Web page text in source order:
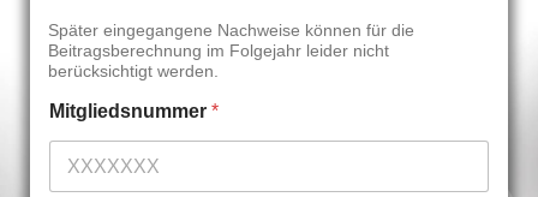
Später eingegangene Nachweise können für die
Beitragsberechnung im Folgejahr leider nicht
berücksichtigt werden.
Mitgliedsnummer *